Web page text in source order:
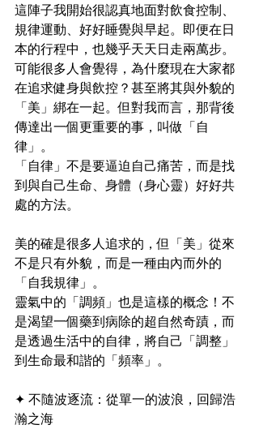
這陣子我開始很認真地面對飲食控制、
規律運動、好好睡覺與早起。即便在日
本的行程中，也幾乎天天日走兩萬步。
可能很多人會覺得，為什麼現在大家都
在追求健身與飲控？甚至將其與外貌的
「美」綁在一起。但對我而言，那背後
傳達出一個更重要的事，叫做「自
律」。
「自律」不是要逼迫自己痛苦，而是找
到與自己生命、身體（身心靈）好好共
處的方法。
美的確是很多人追求的，但「美」從來
不是只有外貌，而是一種由內而外的
「自我規律」。
靈氣中的「調頻」也是這樣的概念！不
是渴望一個藥到病除的超自然奇蹟，而
是透過生活中的自律，將自己「調整」
到生命最和諧的「頻率」。
✦ 不隨波逐流：從單一的波浪，回歸浩
瀚之海